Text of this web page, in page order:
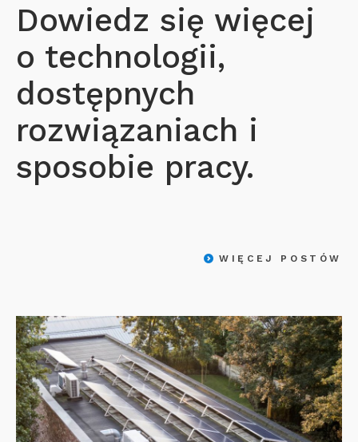
Dowiedz się więcej
o technologii,
dostępnych
rozwiązaniach i
sposobie pracy.
WIĘCEJ POSTÓW